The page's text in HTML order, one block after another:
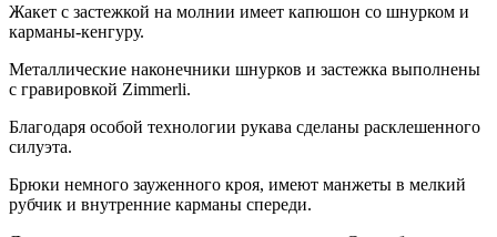
Жакет с застежкой на молнии имеет капюшон со шнурком и
карманы-кенгуру.
Металлические наконечники шнурков и застежка выполнены
с гравировкой Zimmerli.
Благодаря особой технологии рукава сделаны расклешенного
силуэта.
Брюки немного зауженного кроя, имеют манжеты в мелкий
рубчик и внутренние карманы спереди.